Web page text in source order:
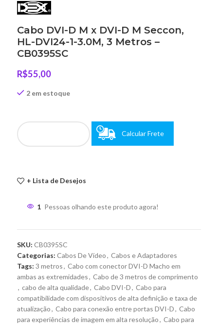
Cabo DVI-D M x DVI-D M Seccon,
HL-DVI24-1-3.0M, 3 Metros –
CB0395SC
R$55,00
2 em estoque
Calcular Frete
+ Lista de Desejos
1 Pessoas olhando este produto agora!
SKU: CB0395SC
Categorias: Cabos De Vídeo, Cabos e Adaptadores
Tags: 3 metros, Cabo com conector DVI-D Macho em
ambas as extremidades, Cabo de 3 metros de comprimento
, cabo de alta qualidade, Cabo DVI-D, Cabo para
compatibilidade com dispositivos de alta definição e taxa de
atualização, Cabo para conexão entre portas DVI-D, Cabo
para experiências de imagem em alta resolução, Cabo para